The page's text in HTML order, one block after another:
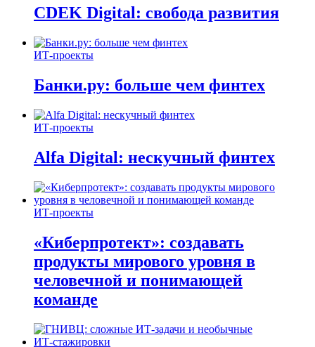
CDEK Digital: свобода развития
ИТ-проекты
Банки.ру: больше чем финтех
ИТ-проекты
Alfa Digital: нескучный финтех
ИТ-проекты
«Киберпротект»: создавать
продукты мирового уровня в
человечной и понимающей
команде